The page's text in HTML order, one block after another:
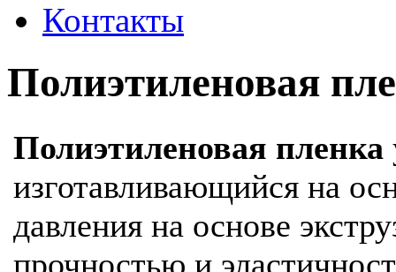
Контакты
Полиэтиленовая
Полиэтиленовая пленка
изготавливающийся на
давления на основе
прочностью и